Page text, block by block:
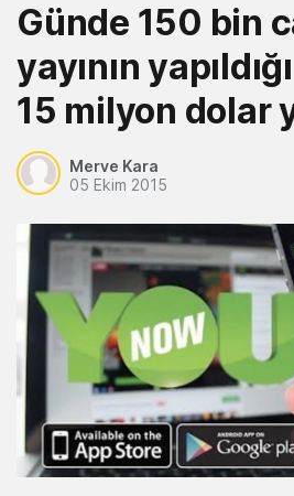
Günde 150 bin
yayının
15 milyon dolar
Merve Kara
05 Ekim 2015